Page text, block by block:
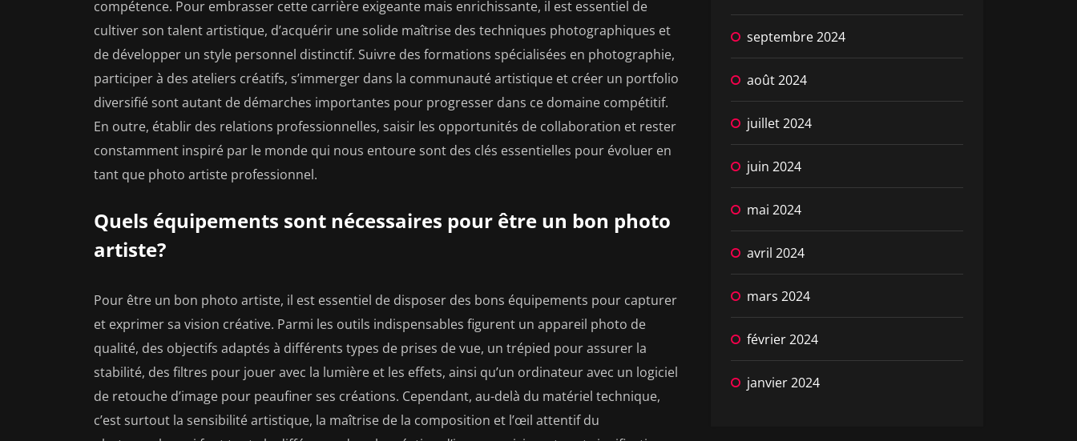
compétence. Pour embrasser cette carrière exigeante mais enrichissante, il est essentiel de
cultiver son talent artistique, d’acquérir une solide maîtrise des techniques photographiques et
de développer un style personnel distinctif. Suivre des formations spécialisées en photographie,
participer à des ateliers créatifs, s’immerger dans la communauté artistique et créer un portfolio
diversifié sont autant de démarches importantes pour progresser dans ce domaine compétitif.
En outre, établir des relations professionnelles, saisir les opportunités de collaboration et rester
constamment inspiré par le monde qui nous entoure sont des clés essentielles pour évoluer en
tant que photo artiste professionnel.
Quels équipements sont nécessaires pour être un bon photo
artiste?
Pour être un bon photo artiste, il est essentiel de disposer des bons équipements pour capturer
et exprimer sa vision créative. Parmi les outils indispensables figurent un appareil photo de
qualité, des objectifs adaptés à différents types de prises de vue, un trépied pour assurer la
stabilité, des filtres pour jouer avec la lumière et les effets, ainsi qu’un ordinateur avec un logiciel
de retouche d’image pour peaufiner ses créations. Cependant, au-delà du matériel technique,
c’est surtout la sensibilité artistique, la maîtrise de la composition et l’œil attentif du
septembre 2024
août 2024
juillet 2024
juin 2024
mai 2024
avril 2024
mars 2024
février 2024
janvier 2024